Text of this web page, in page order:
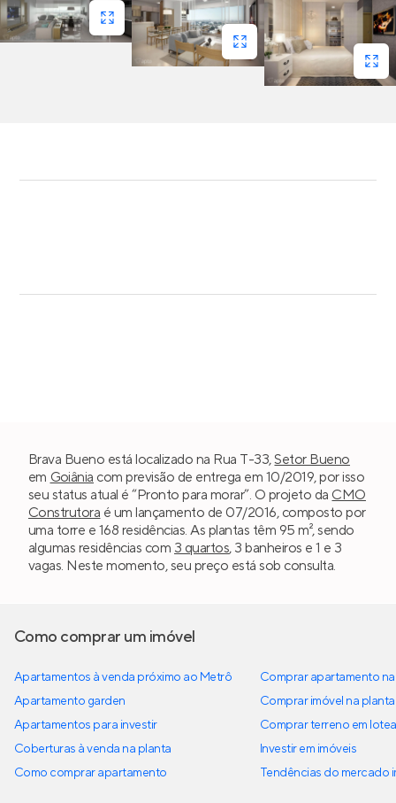
Brava Bueno está localizado na Rua T-33,Setor Bueno
em Goiânia com previsão de entrega em 10/2019, por isso
seu status atual é “Pronto para morar”. O projeto da CMO
Construtora é um lançamento de 07/2016, composto por
uma torre e 168 residências. As plantas têm 95 m², sendo
algumas residências com 3 quartos, 3 banheiros e 1 e 3
vagas. Neste momento, seu preço está sob consulta.
Como comprar um imóvel
Apartamentos à venda próximo ao Metrô
Apartamento garden
Apartamentos para investir
Coberturas à venda na planta
Como comprar apartamento
Comprar apartamento
Comprar imóvel na planta
Comprar terreno em
Investir em imóveis
Tendências do mercado